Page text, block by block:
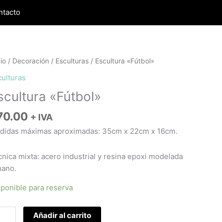
/ Decoración / Esculturas / Escultura «Fútbol»
«Fútbol»
+ IVA
máximas aproximadas: 35cm x 22cm x 16cm.
mixta: acero industrial y resina epoxi modelada
para reserva
Añadir al carrito